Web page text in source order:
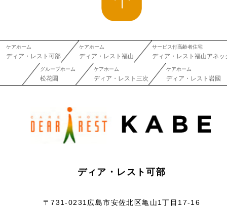
ケアホーム
ディア・レスト可部
ケアホーム
ディア・レスト福山
サービス付高齢者住宅
ディア・レスト福山アネッ
グループホーム
松花園
ケアホーム
ディア・レスト三次
ケアホーム
ディア・レスト岩國
ディア・レスト可部
〒731-0231広島市安佐北区亀山1丁目17-16